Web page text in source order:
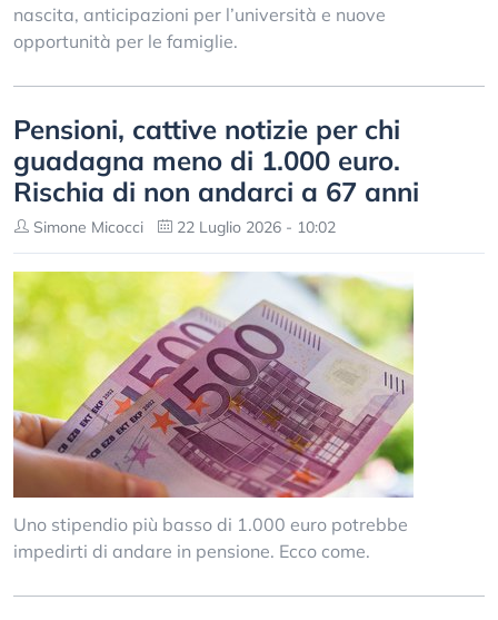
nascita, anticipazioni per l’università e nuove
opportunità per le famiglie.
Pensioni, cattive notizie per chi
guadagna meno di 1.000 euro.
Rischia di non andarci a 67 anni
Simone Micocci 22 Luglio 2026 - 10:02
Uno stipendio più basso di 1.000 euro potrebbe
impedirti di andare in pensione. Ecco come.